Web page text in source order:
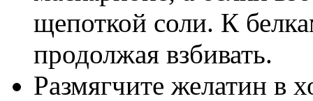
щепоткой соли. К
продолжая взбивать.
Размягчите желатин в